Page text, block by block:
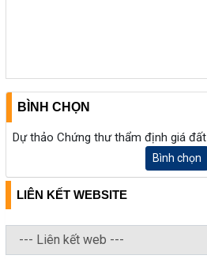
BÌNH CHỌN
Dự thảo Chứng thư thẩm định giá đất
Bình chọn
LIÊN KẾT WEBSITE